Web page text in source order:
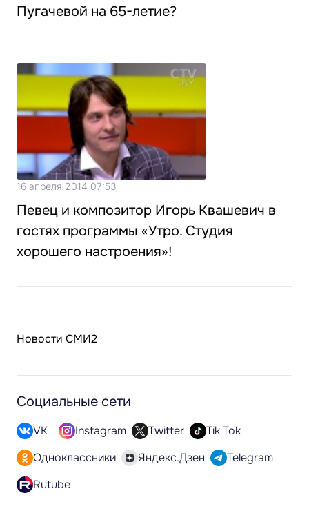
Пугачевой на 65-летие?
16 апреля 2014 07:53
Певец и композитор Игорь Квашевич в
гостях программы «Утро. Студия
хорошего настроения»!
Новости СМИ2
Социальные сети
VK Instagram Twitter
Tik Tok
Одноклассники
Яндекс.Дзен
Telegram
Rutube